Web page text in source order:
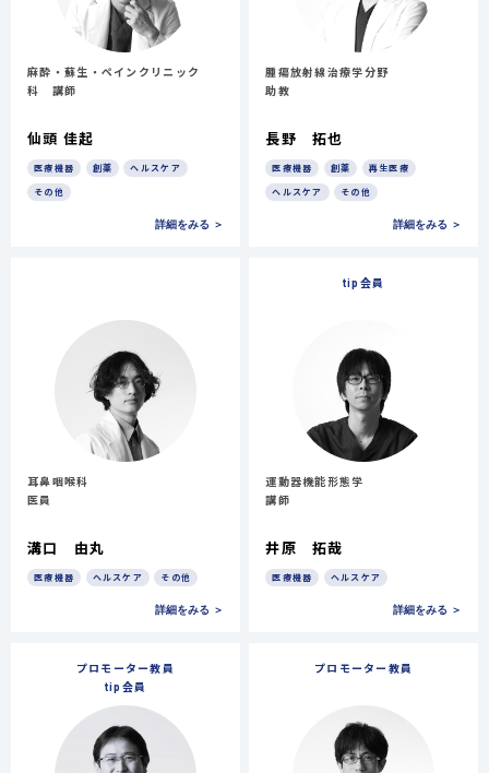
麻酔・蘇生・ペインクリニック
科 講師
仙頭 佳起
医療機器 創薬 ヘルスケア
その他
詳細をみる ＞
腫瘍放射線治療学分野
助教
長野 拓也
医療機器 創薬 再生医療
ヘルスケア その他
詳細をみる ＞
耳鼻咽喉科
医員
溝口 由丸
医療機器 ヘルスケア その他
詳細をみる ＞
tip会員
運動器機能形態学
講師
井原 拓哉
医療機器 ヘルスケア
詳細をみる ＞
プロモーター教員
tip会員
プロモーター教員